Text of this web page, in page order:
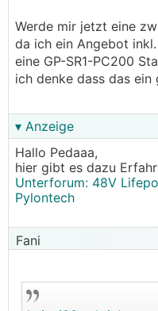
Werde mir jetzt eine
da ich ein Angebot
eine GP-SR1-PC200
ich denke dass das
▾ Anzeige
Hallo Pedaaa,
hier gibt es dazu
Unterforum: 48V
Pylontech
Fani